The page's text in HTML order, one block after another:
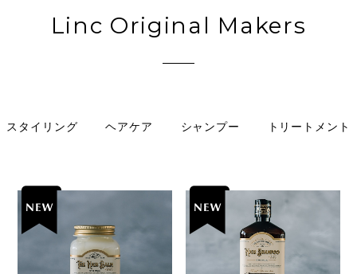
Linc Original Makers
スタイリング ヘアケア シャンプー トリートメント